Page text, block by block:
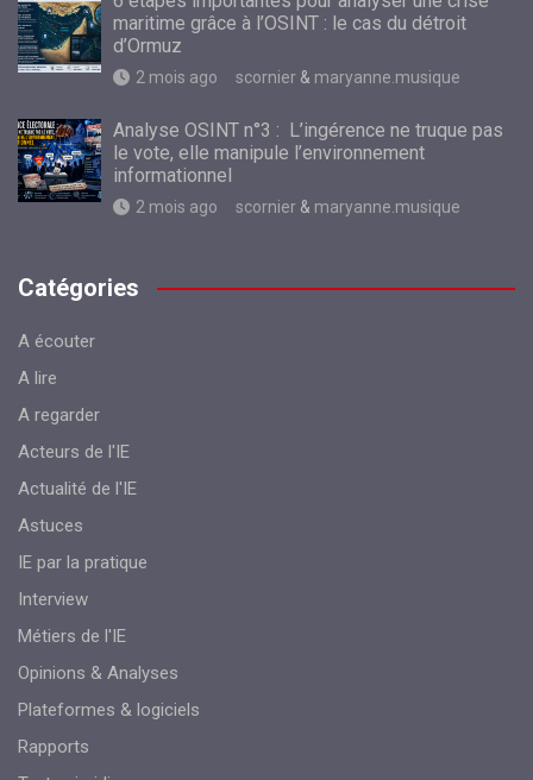
maritime grâce à l’OSINT : le cas du détroit
d’Ormuz
2 mois ago scornier & maryanne.musique
Analyse OSINT n°3 : L’ingérence ne truque pas
le vote, elle manipule l’environnement
informationnel
2 mois ago scornier & maryanne.musique
Catégories
A écouter
A lire
A regarder
Acteurs de l'IE
Actualité de l'IE
Astuces
IE par la pratique
Interview
Métiers de l'IE
Opinions & Analyses
Plateformes & logiciels
Rapports